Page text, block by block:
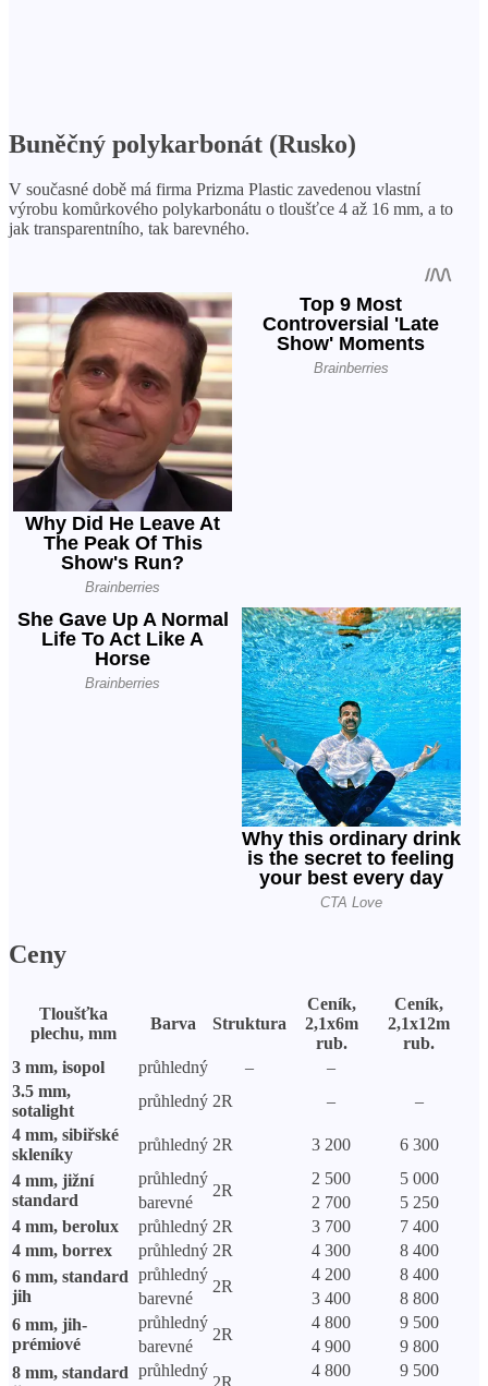
Buněčný polykarbonát (Rusko)
V současné době má firma Prizma Plastic zavedenou vlastní
výrobu komůrkového polykarbonátu o tloušťce 4 až 16 mm, a to
jak transparentního, tak barevného.
Ceny
Tloušťka
plechu, mm
Barva Struktura
Ceník,
2,1x6m
rub.
Ceník,
2,1x12m
rub.
3 mm, isopol
průhledný –
–
3.5 mm,
sotalight
průhledný 2R –
–
4 mm, sibiřské
skleníky
průhledný 2R 3 200
6 300
4 mm, jižní
standard
průhledný
2R
2 500
5 000
barevné
2 700
5 250
4 mm, berolux
průhledný 2R 3 700
7 400
4 mm, borrex
průhledný 2R 4 300
8 400
6 mm, standard
jih
průhledný
2R
4 200
8 400
barevné
3 400
8 800
6 mm, jih-
prémiové
průhledný
2R
4 800
9 500
barevné
4 900
9 800
8 mm, standard průhledný 4 800
9 500